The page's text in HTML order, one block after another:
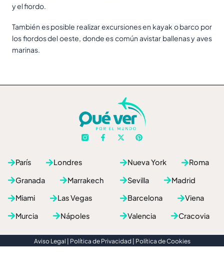
y el fiordo.
También es posible realizar excursiones en kayak o barco por
los fiordos del oeste, donde es común avistar ballenas y aves
marinas.
F
a
o
k
X
-
i
t
e
P
i
e
e
s
París
Londres
Granada
Marrakech
Nueva York
Roma
Sevilla
Madrid
Miami
Las Vegas
Murcia
Nápoles
Barcelona
Viena
Valencia
Cracovia
Aviso Legal Política de Privacidad Política de Cookies